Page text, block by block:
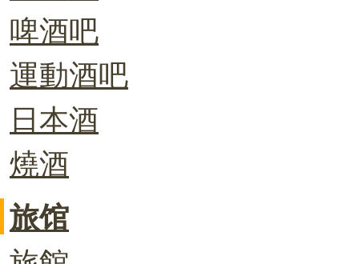
啤酒吧
運動酒吧
日本酒
燒酒
旅馆